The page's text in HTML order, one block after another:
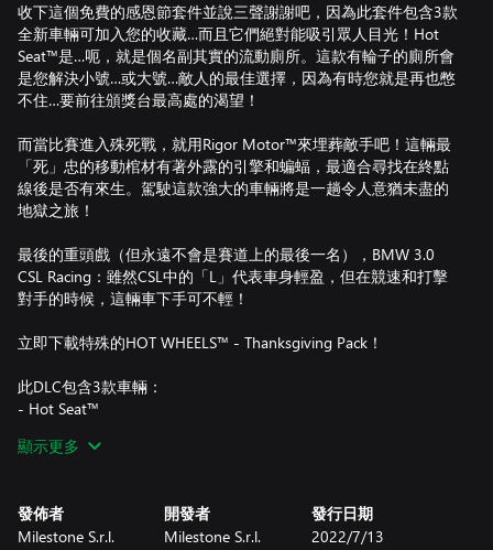
收下這個免費的感恩節套件並說三聲謝謝吧，因為此套件包含3款
全新車輛可加入您的收藏…而且它們絕對能吸引眾人目光！Hot
Seat™是…呃，就是個名副其實的流動廁所。這款有輪子的廁所會
是您解決小號…或大號…敵人的最佳選擇，因為有時您就是再也憋
不住…要前往頒獎台最高處的渴望！
而當比賽進入殊死戰，就用Rigor Motor™來埋葬敵手吧！這輛最
「死」忠的移動棺材有著外露的引擎和蝙蝠，最適合尋找在終點
線後是否有來生。駕駛這款強大的車輛將是一趟令人意猶未盡的
地獄之旅！
最後的重頭戲（但永遠不會是賽道上的最後一名），BMW 3.0
CSL Racing：雖然CSL中的「L」代表車身輕盈，但在競速和打擊
對手的時候，這輛車下手可不輕！
立即下載特殊的HOT WHEELS™ - Thanksgiving Pack！
此DLC包含3款車輛：
- Hot Seat™
- BMW 3.0 CSL Racing
顯示更多
發佈者
Milestone S.r.l.
開發者
Milestone S.r.l.
發行日期
2022/7/13